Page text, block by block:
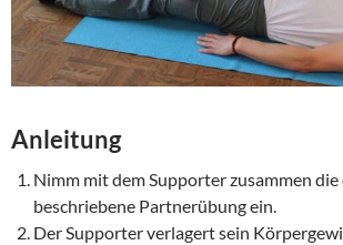
Anleitung
Nimm mit dem Supporter zusammen die
beschriebene Partnerübung ein.
Der Supporter verlagert sein